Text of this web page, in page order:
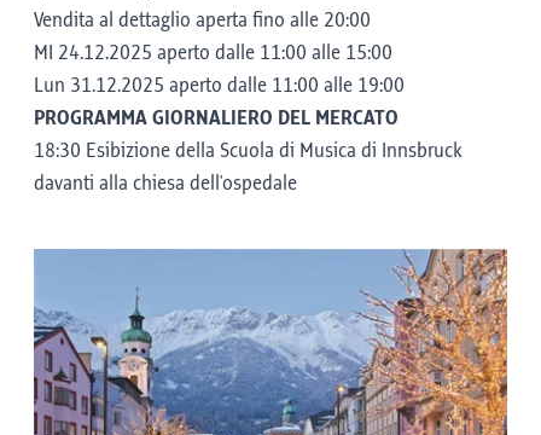
Vendita al dettaglio aperta fino alle 20:00
MI 24.12.2025 aperto dalle 11:00 alle 15:00
Lun 31.12.2025 aperto dalle 11:00 alle 19:00
PROGRAMMA GIORNALIERO DEL MERCATO
18:30 Esibizione della Scuola di Musica di Innsbruck
davanti alla chiesa dell'ospedale